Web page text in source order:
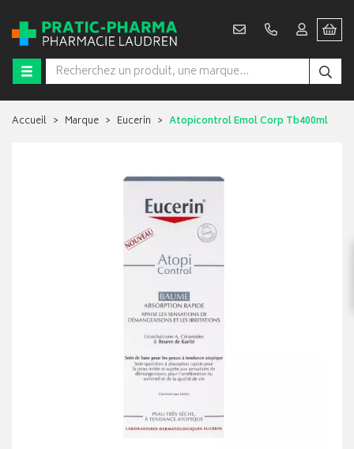
Accueil Marque Eucerin Atopicontrol Emol Corp Tb400ml